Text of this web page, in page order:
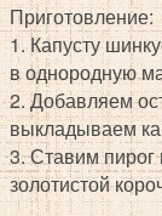
Приготовление:
1. Капусту
в однородную
2. Добавляем
выкладываем
3. Ставим пирог
золотистой